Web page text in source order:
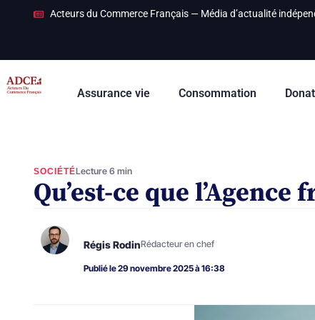
Acteurs du Commerce Français — Média d’actualité
Assurance vie Consommation
SOCIÉTÉLecture 6 min
Qu’est-ce que
Régis RodinRédacteur en chef
Publié le 29 novembre 2025 à 16:38